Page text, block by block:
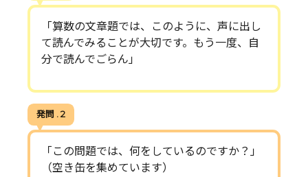
「算数の文章題では、このように、声に出し
て読んでみることが大切です。もう一度、自
分で読んでごらん」
発問 . 2
「この問題では、何をしているのですか？」
（空き缶を集めています）